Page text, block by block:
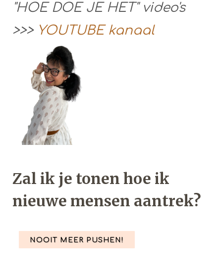
"HOE DOE JE HET" video's
>>> YOUTUBE kanaal
Zal ik je tonen hoe ik
nieuwe mensen aantrek?
NOOIT MEER PUSHEN!